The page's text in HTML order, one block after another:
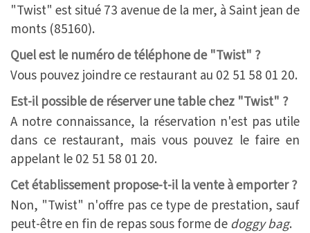
"Twist" est situé 73 avenue de la mer, à Saint jean de
monts (85160).
Quel est le numéro de téléphone de "Twist" ?
Vous pouvez joindre ce restaurant au 02 51 58 01 20.
Est-il possible de réserver une table chez "Twist" ?
A notre connaissance, la réservation n'est pas utile
dans ce restaurant, mais vous pouvez le faire en
appelant le 02 51 58 01 20.
Cet établissement propose-t-il la vente à emporter ?
Non, "Twist" n'offre pas ce type de prestation, sauf
peut-être en fin de repas sous forme de doggy bag.